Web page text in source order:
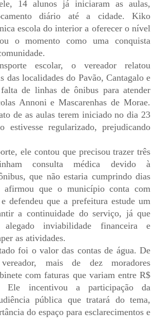
14 alunos já iniciaram as aulas,
diário até a cidade. Kiko
escola do interior a oferecer o nível
o momento como uma conquista
escolar, o vereador relatou
das localidades do Pavão, Cantagalo e
de linhas de ônibus para atender
Annoni e Mascarenhas de Morae.
de as aulas terem iniciado no dia 23
estivesse regularizado, prejudicando
ele contou que precisou trazer três
consulta médica devido à
que não estaria cumprindo dias
afirmou que o município conta com
defendeu que a prefeitura estude um
a continuidade do serviço, já que
alegado inviabilidade financeira e
as atividades.
foi o valor das contas de água. De
mais de dez moradores
com faturas que variam entre R$
incentivou a participação da
pública que tratará do tema,
do espaço para esclarecimentos e